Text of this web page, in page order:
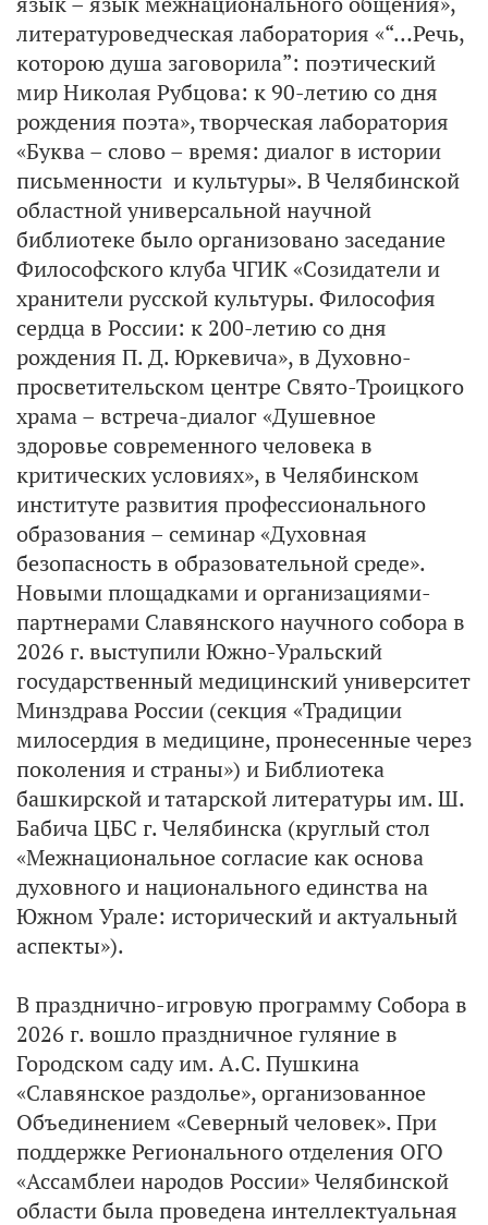
литературоведческая лаборатория «“…Речь,
которою душа заговорила”: поэтический
мир Николая Рубцова: к 90-летию со дня
рождения поэта», творческая лаборатория
«Буква – слово – время: диалог в истории
письменности и культуры». В Челябинской
областной универсальной научной
библиотеке было организовано заседание
Философского клуба ЧГИК «Созидатели и
хранители русской культуры. Философия
сердца в России: к 200-летию со дня
рождения П. Д. Юркевича», в Духовно-
просветительском центре Свято-Троицкого
храма – встреча-диалог «Душевное
здоровье современного человека в
критических условиях», в Челябинском
институте развития профессионального
образования – семинар «Духовная
безопасность в образовательной среде».
Новыми площадками и организациями-
партнерами Славянского научного собора в
2026 г. выступили Южно-Уральский
государственный медицинский университет
Минздрава России (секция «Традиции
милосердия в медицине, пронесенные через
поколения и страны») и Библиотека
башкирской и татарской литературы им. Ш.
Бабича ЦБС г. Челябинска (круглый стол
«Межнациональное согласие как основа
духовного и национального единства на
Южном Урале: исторический и актуальный
аспекты»).
В празднично-игровую программу Собора в
2026 г. вошло праздничное гуляние в
Городском саду им. А.С. Пушкина
«Славянское раздолье», организованное
Объединением «Северный человек». При
поддержке Регионального отделения ОГО
«Ассамблеи народов России» Челябинской
области была проведена интеллектуальная